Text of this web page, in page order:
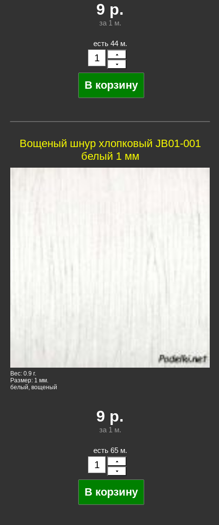
9 р.
за 1 м.
есть 44 м.
Вощеный шнур хлопковый JB01-001
белый 1 мм
Вес: 0.9 г.
Размер: 1 мм.
белый, вощеный
9 р.
за 1 м.
есть 65 м.